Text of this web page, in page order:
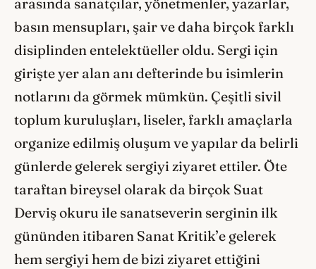
arasında sanatçılar, yönetmenler, yazarlar,
basın mensupları, şair ve daha birçok farklı
disiplinden entelektüeller oldu. Sergi için
girişte yer alan anı defterinde bu isimlerin
notlarını da görmek mümkün. Çeşitli sivil
toplum kuruluşları, liseler, farklı amaçlarla
organize edilmiş oluşum ve yapılar da belirli
günlerde gelerek sergiyi ziyaret ettiler. Öte
taraftan bireysel olarak da birçok Suat
Derviş okuru ile sanatseverin serginin ilk
gününden itibaren Sanat Kritik’e gelerek
hem sergiyi hem de bizi ziyaret ettiğini